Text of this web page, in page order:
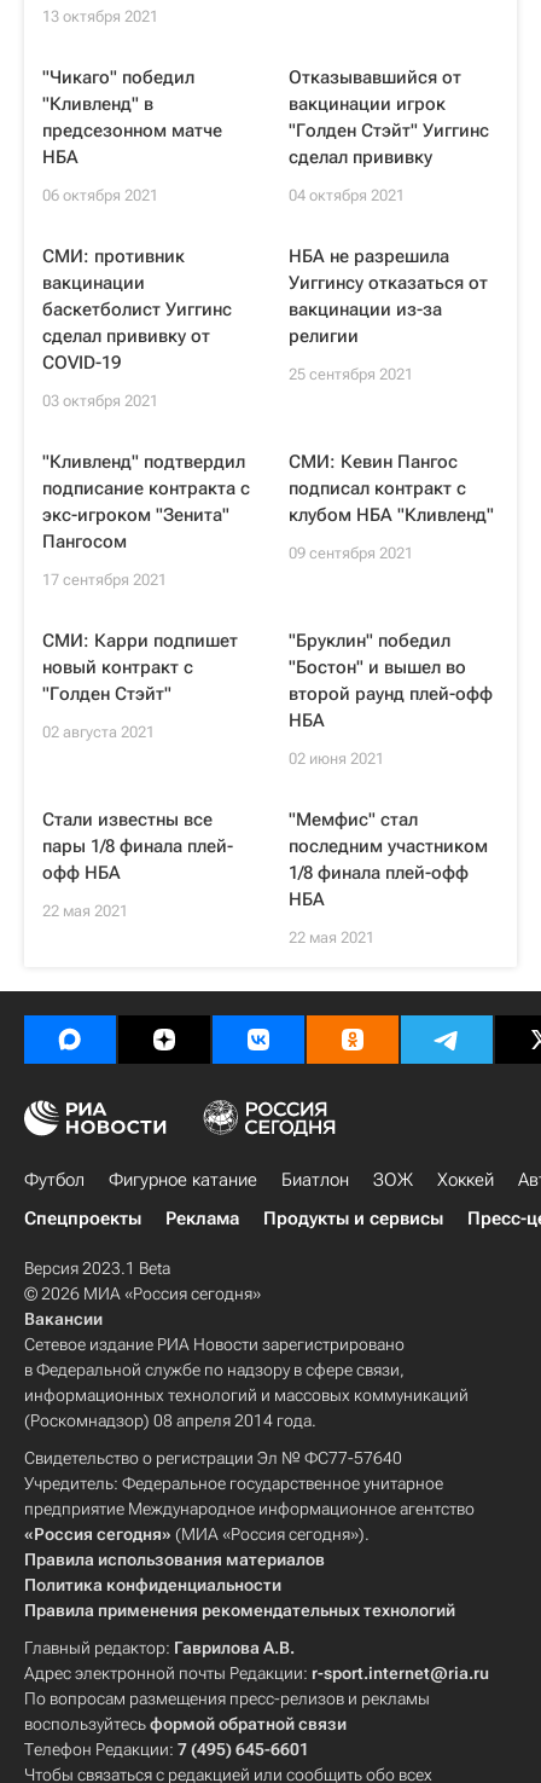
13 октября 2021
"Чикаго" победил
"Кливленд" в
предсезонном матче
НБА
06 октября 2021
Отказывавшийся от
вакцинации игрок
"Голден Стэйт" Уиггинс
сделал прививку
04 октября 2021
СМИ: противник
вакцинации
баскетболист Уиггинс
сделал прививку от
COVID-19
03 октября 2021
НБА не разрешила
Уиггинсу отказаться от
вакцинации из-за
религии
25 сентября 2021
"Кливленд" подтвердил
подписание контракта с
экс-игроком "Зенита"
Пангосом
17 сентября 2021
СМИ: Кевин Пангос
подписал контракт с
клубом НБА "Кливленд"
09 сентября 2021
СМИ: Карри подпишет
новый контракт с
"Голден Стэйт"
02 августа 2021
"Бруклин" победил
"Бостон" и вышел во
второй раунд плей-офф
НБА
02 июня 2021
Стали известны все
пары 1/8 финала плей-
офф НБА
22 мая 2021
"Мемфис" стал
последним участником
1/8 финала плей-офф
НБА
22 мая 2021
Футбол Фигурное катание Биатлон ЗОЖ Хоккей
Спецпроекты
Реклама Продукты и сервисы Пресс-
Версия 2023.1 Beta
© 2026 МИА «Россия сегодня»
Вакансии
Сетевое издание РИА Новости зарегистрировано
в Федеральной службе по надзору в сфере связи,
информационных технологий и массовых коммуникаций
(Роскомнадзор) 08 апреля 2014 года.
Свидетельство о регистрации Эл № ФС77-57640
Учредитель: Федеральное государственное унитарное
предприятие Международное информационное агентство
«Россия сегодня» (МИА «Россия сегодня»).
Правила использования материалов
Политика конфиденциальности
Правила применения рекомендательных технологий
Главный редактор: Гаврилова А.В.
Адрес электронной почты Редакции: r-sport.internet@ria.ru
По вопросам размещения пресс-релизов и рекламы
воспользуйтесьформой обратной связи
Телефон Редакции: 7 (495) 645-6601
Чтобы связаться с редакцией или сообщить обо всех